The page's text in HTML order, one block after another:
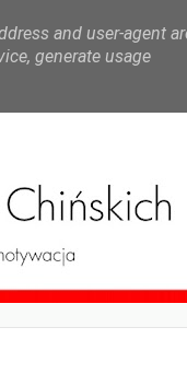
and user-agent
generate usage